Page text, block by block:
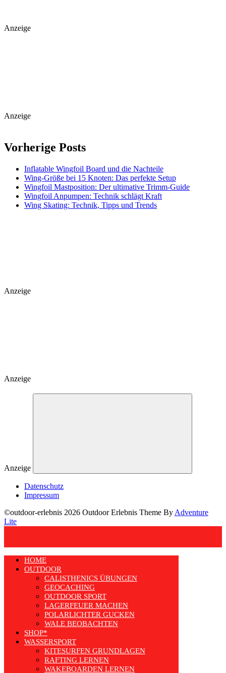
Anzeige
Anzeige
Vorherige Posts
Inflatable Wingfoil Board und die Nachteile
Wing-Größe bei 15 Knoten: Das perfekte Setup
Wingfoil Mastposition: Der ultimative Trimm-Guide
Wingfoil Anpumpen: Technik schlägt Kraft
Wing Skating: Technik, Tipps und Trends
Anzeige
Anzeige
Anzeige
Datenschutz
Impressum
©outdoor-erlebnis 2026 Outdoor Erlebnis Theme By Adventure
Lite
HOME
OUTDOOR
CALISTHENICS ÜBUNGEN
GEOCACHING
OUTDOOR SPORT
LAGERFEUER MACHEN
POLARLICHTER GUCKEN
WALE BEOBACHTEN
SHOP*
WASSERSPORT
KITESURFEN GRUNDLAGEN
RAFTING LERNEN
WAKEBOARDEN LERNEN